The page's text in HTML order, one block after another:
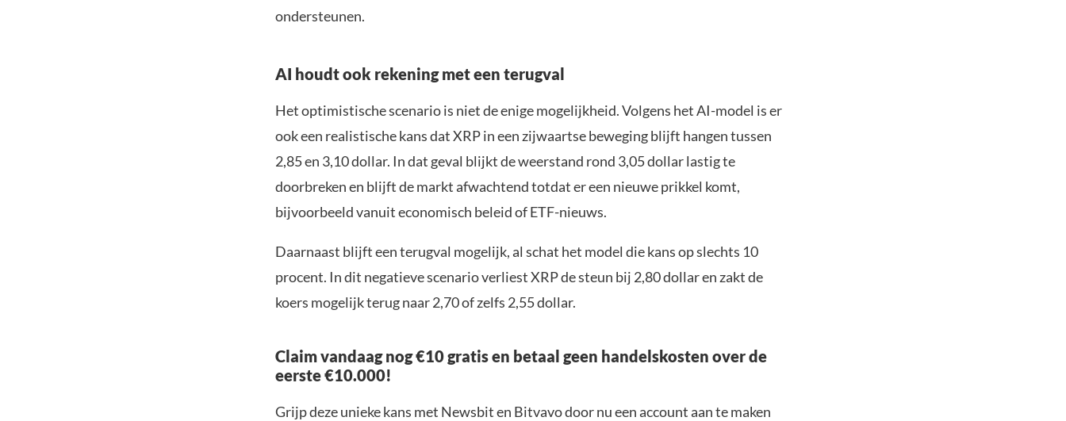
ondersteunen.
AI houdt ook rekening met een terugval
Het optimistische scenario is niet de enige mogelijkheid. Volgens het AI-model is er
ook een realistische kans dat XRP in een zijwaartse beweging blijft hangen tussen
2,85 en 3,10 dollar. In dat geval blijkt de weerstand rond 3,05 dollar lastig te
doorbreken en blijft de markt afwachtend totdat er een nieuwe prikkel komt,
bijvoorbeeld vanuit economisch beleid of ETF-nieuws.
Daarnaast blijft een terugval mogelijk, al schat het model die kans op slechts 10
procent. In dit negatieve scenario verliest XRP de steun bij 2,80 dollar en zakt de
koers mogelijk terug naar 2,70 of zelfs 2,55 dollar.
Claim vandaag nog €10 gratis en betaal geen handelskosten over de
eerste €10.000!
Grijp deze unieke kans met Newsbit en Bitvavo door nu een account aan te maken